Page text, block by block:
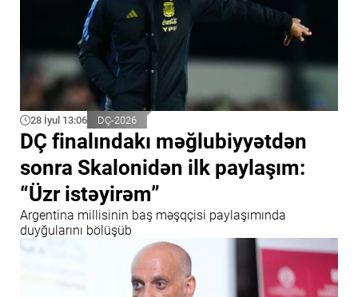
28 İyul 13:06 DÇ-2026
DÇ finalındakı məğlubiyyətdən
sonra Skalonidən ilk paylaşım:
“Üzr istəyirəm”
Argentina millisinin baş məşqçisi paylaşımında
duyğularını bölüşüb